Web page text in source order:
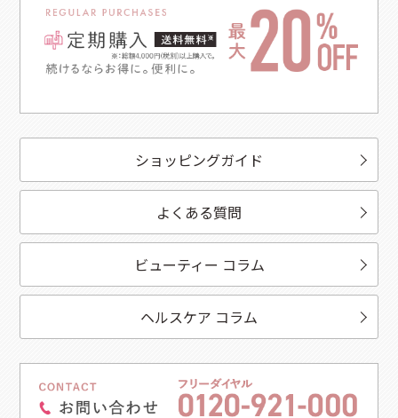
ショッピングガイド
よくある質問
ビューティー コラム
ヘルスケア コラム